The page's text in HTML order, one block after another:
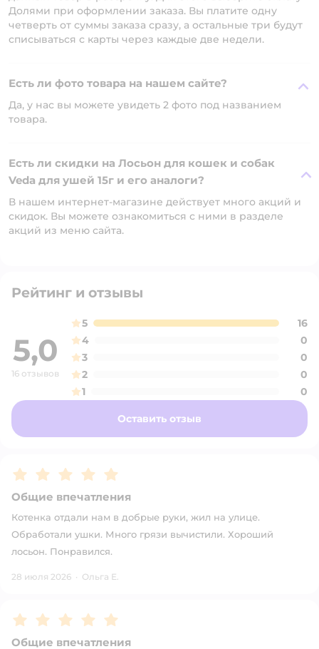
Долями при оформлении заказа. Вы платите одну
четверть от суммы заказа сразу, а остальные три будут
списываться с карты через каждые две недели.
Есть ли фото товара на нашем сайте?
Да, у нас вы можете увидеть 2 фото под названием
товара.
Есть ли скидки на Лосьон для кошек и собак
Veda для ушей 15г и его аналоги?
В нашем интернет-магазине действует много акций и
скидок. Вы можете ознакомиться с ними в разделе
акций из меню сайта.
Рейтинг и отзывы
5,0
16 отзывов
5
16
4
0
3
0
2
0
1
0
Оставить отзыв
Рейтинг:5
Общие впечатления
Котенка отдали нам в добрые руки, жил на улице.
Обработали ушки. Много грязи вычистили. Хороший
лосьон. Понравился.
28 июля 2026 · Ольга Е.
Рейтинг:5
Общие впечатления